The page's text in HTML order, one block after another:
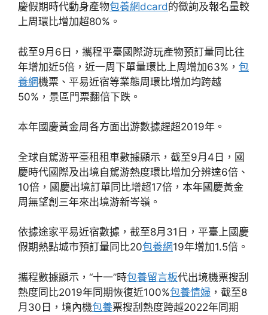
慶假期時代動身產物包養網dcard的徵詢及報名量較
上周環比增加超80%。
截至9月6日，攜程平臺國際游玩產物預訂量同比往
年增加近5倍，近一周下單量環比上周增加63%， 包
養網機票、平易近宿等業態周環比增加均跨越
50%，景區門票翻倍下跌。
本年國慶黃金周各方面出游數據趕超2019年。
全球自駕游平臺租租車數據顯示，截至9月4日，國
慶時代國際及出境自駕游熱度環比增加分辨達6倍、
10倍，國慶出境訂單同比增超17倍，本年國慶黃金
周無望創三年來出境游新岑嶺。
依據途家平易近宿數據，截至8月31日，平臺上國慶
假期熱點城市預訂量同比20包養網19年增加1.5倍。
攜程數據顯示，“十一”時包養留言板代出境機票搜刮
熱度同比2019年同期恢復近100%包養情婦 ，截至8
月30日，境內機包養票搜刮熱度跨越2022年同期